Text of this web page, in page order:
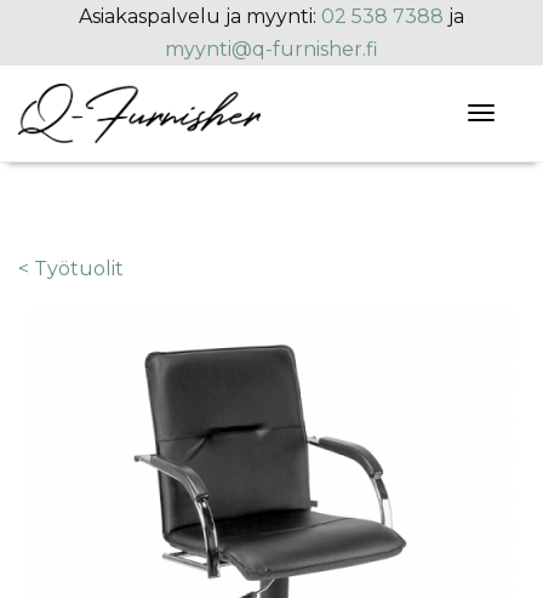
Hyppää pääsisältöön
Asiakaspalvelu ja myynti: 02 538 7388 ja
myynti@q-furnisher.fi
< Työtuolit